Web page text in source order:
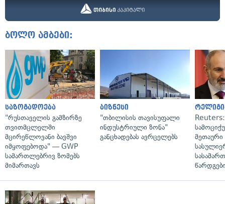
ბოლო ამბები:
საზოგადოება
"რუსთაველის გამზირზე
თვითმცლელში
მცირეწლოვანი ბავშვი
იმყოფებოდა" — GWP
სამართლებრივ ზომებს
მიმართავს
ბიზნესი
"თბილისის თავისუფალი
ინდუსტრიული ზონა"
განცხადებას ავრცელებს
მეთაური